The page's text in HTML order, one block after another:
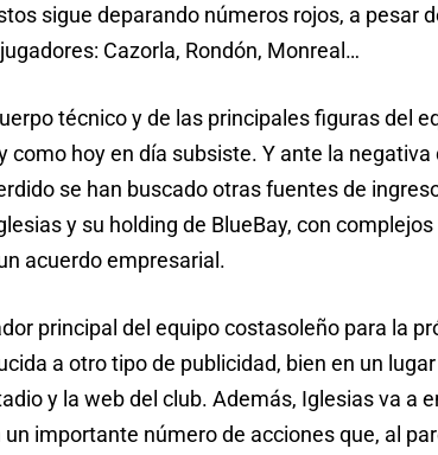
sigue deparando números rojos, a pesar
Cazorla, Rondón, Monreal…
técnico y de las principales figuras del
como hoy en día subsiste. Y ante la
se han buscado otras fuentes de
y su holding de BlueBay, con
acuerdo empresarial.
principal del equipo costasoleño para la
a otro tipo de publicidad, bien en un
y la web del club. Además, Iglesias va a
importante número de acciones que, al